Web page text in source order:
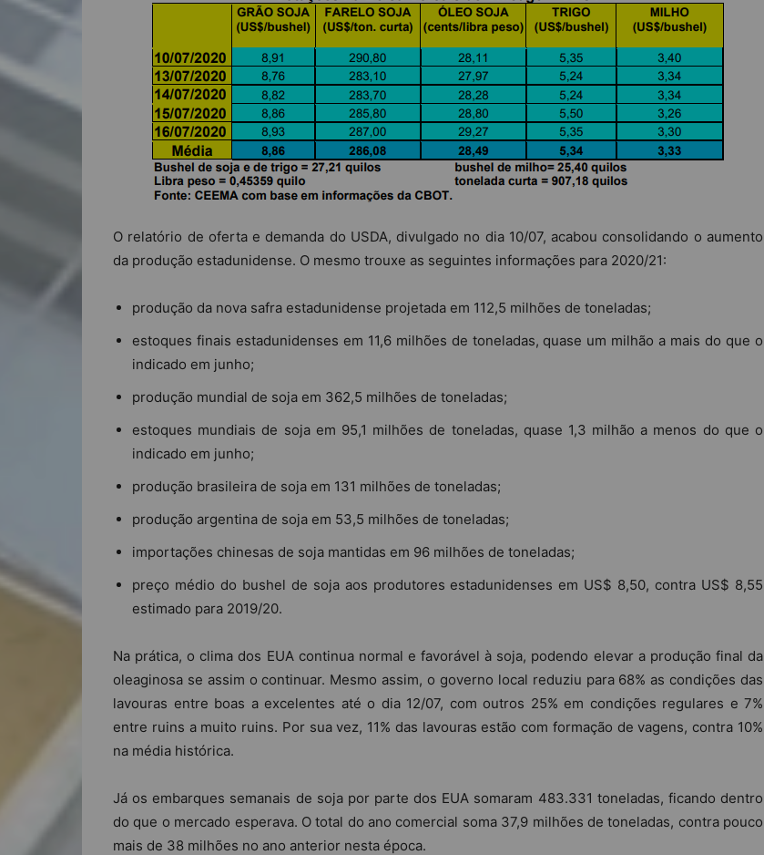
O relatório de oferta e demanda do USDA, divulgado no dia 10/07, acabou consolidando o aumento
da produção estadunidense. O mesmo trouxe as seguintes informações para 2020/21:
produção da nova safra estadunidense projetada em 112,5 milhões de toneladas;
estoques finais estadunidenses em 11,6 milhões de toneladas, quase um milhão a mais do que o
indicado em junho;
produção mundial de soja em 362,5 milhões de toneladas;
estoques mundiais de soja em 95,1 milhões de toneladas, quase 1,3 milhão a menos do que o
indicado em junho;
produção brasileira de soja em 131 milhões de toneladas;
produção argentina de soja em 53,5 milhões de toneladas;
importações chinesas de soja mantidas em 96 milhões de toneladas;
preço médio do bushel de soja aos produtores estadunidenses em US$ 8,50, contra US$ 8,55
estimado para 2019/20.
Na prática, o clima dos EUA continua normal e favorável à soja, podendo elevar a produção final da
oleaginosa se assim o continuar. Mesmo assim, o governo local reduziu para 68% as condições das
lavouras entre boas a excelentes até o dia 12/07, com outros 25% em condições regulares e 7%
entre ruins a muito ruins. Por sua vez, 11% das lavouras estão com formação de vagens, contra 10%
na média histórica.
Já os embarques semanais de soja por parte dos EUA somaram 483.331 toneladas, ficando dentro
do que o mercado esperava. O total do ano comercial soma 37,9 milhões de toneladas, contra pouco
mais de 38 milhões no ano anterior nesta época.